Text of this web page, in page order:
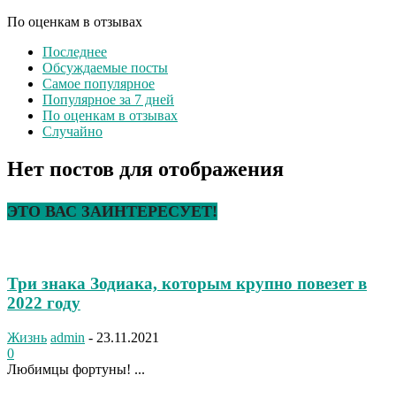
По оценкам в отзывах
Последнее
Обсуждаемые посты
Самое популярное
Популярное за 7 дней
По оценкам в отзывах
Случайно
Нет постов для отображения
ЭТО ВАС ЗАИНТЕРЕСУЕТ!
Три знака Зодиака, которым крупно повезет в
2022 году
Жизнь admin - 23.11.2021
0
Любимцы фортуны! ...